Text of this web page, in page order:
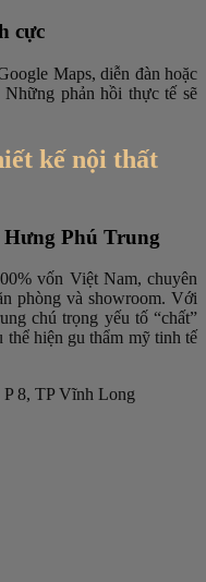
cực
Maps, diễn đàn hoặc
phản hồi thực tế sẽ
kế nội thất
Phú Trung
vốn Việt Nam, chuyên
phòng và showroom. Với
chú trọng yếu tố “chất”
hiện gu thẩm mỹ tinh tế
8, TP Vĩnh Long